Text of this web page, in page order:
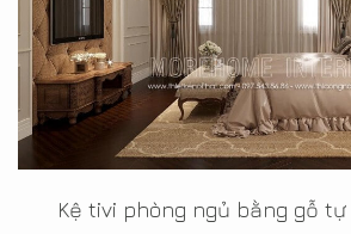
Kệ tivi phòng ngủ bằng gỗ